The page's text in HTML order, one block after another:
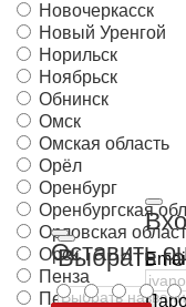
Выбрать
Новочеркасск
Новый Уренгой
Норильск
Ноябрьск
Обнинск
Омск
Омская область
Орёл
Оренбург
Оренбургская
Орловская
Орск
Пенза
Пензенская
Оставить